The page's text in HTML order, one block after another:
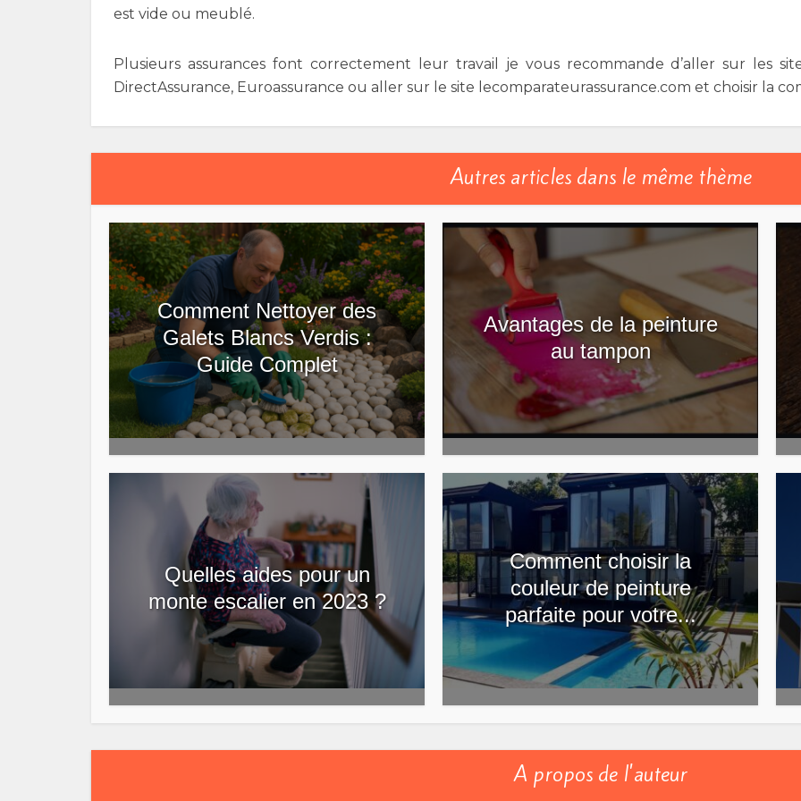
est vide ou meublé.
Plusieurs assurances font correctement leur travail je vous recommande d’aller sur les
DirectAssurance, Euroassurance ou aller sur le site lecomparateurassurance.com et choisir la
Autres articles dans le même thème
Comment Nettoyer des
Galets Blancs Verdis :
Guide Complet
Avantages de la peinture
au tampon
Quelles aides pour un
monte escalier en 2023 ?
Comment choisir la
couleur de peinture
parfaite pour votre...
A propos de l'auteur